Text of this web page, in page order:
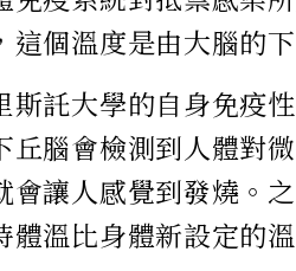
這個溫度是由大腦的
斯託大學的自身免疫
丘腦會檢測到人體對
會讓人感覺到發燒。
體溫比身體新設定的